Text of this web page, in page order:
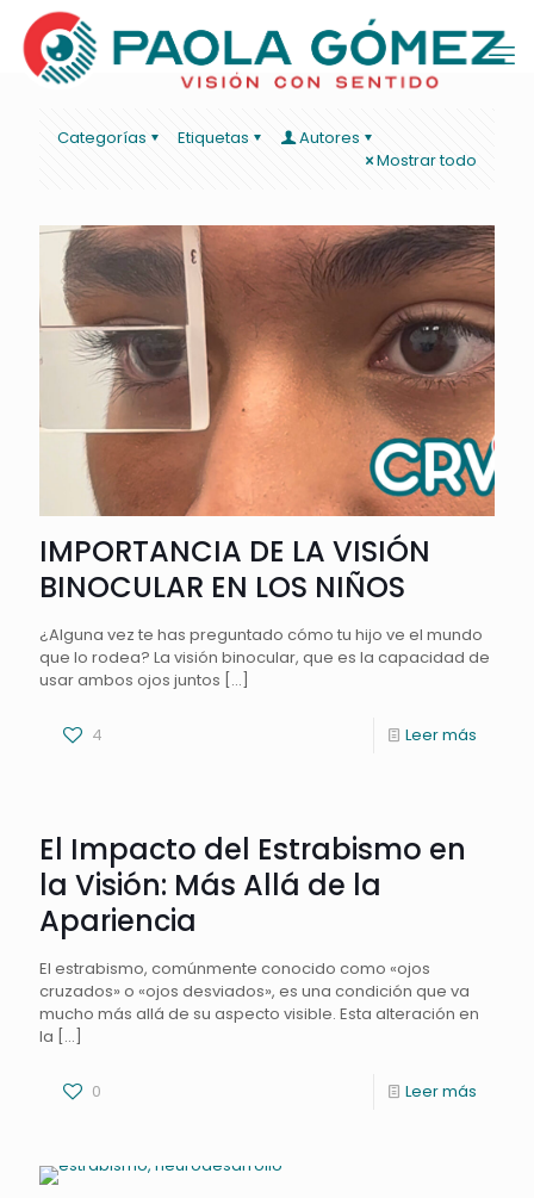
Categorías Etiquetas
Autores
Mostrar todo
IMPORTANCIA DE LA VISIÓN
BINOCULAR EN LOS NIÑOS
¿Alguna vez te has preguntado cómo tu hijo ve el mundo
que lo rodea? La visión binocular, que es la capacidad de
usar ambos ojos juntos […]
4 Leer más
El Impacto del Estrabismo en
la Visión: Más Allá de la
Apariencia
El estrabismo, comúnmente conocido como «ojos
cruzados» o «ojos desviados», es una condición que va
mucho más allá de su aspecto visible. Esta alteración en
la […]
0 Leer más